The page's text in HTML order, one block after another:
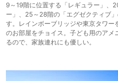
9～19階に位置する「レギュラー」、
ー」、25～28階の「エグゼクティブ
す。レインボーブリッジや東京タワー
のお部屋をチョイス。子ども用のア
るので、家族連れにも優しい。